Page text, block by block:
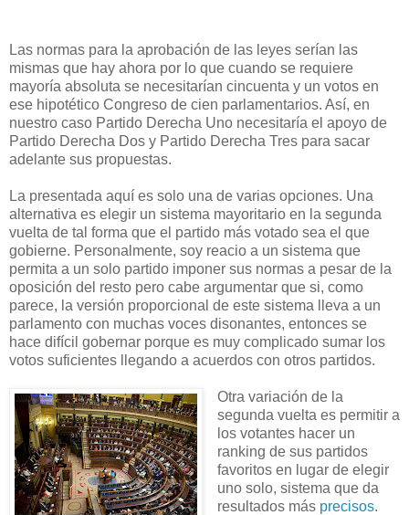
Las normas para la aprobación de las leyes serían las
mismas que hay ahora por lo que cuando se requiere
mayoría absoluta se necesitarían cincuenta y un votos en
ese hipotético Congreso de cien parlamentarios. Así, en
nuestro caso Partido Derecha Uno necesitaría el apoyo de
Partido Derecha Dos y Partido Derecha Tres para sacar
adelante sus propuestas.
La presentada aquí es solo una de varias opciones. Una
alternativa es elegir un sistema mayoritario en la segunda
vuelta de tal forma que el partido más votado sea el que
gobierne. Personalmente, soy reacio a un sistema que
permita a un solo partido imponer sus normas a pesar de la
oposición del resto pero cabe argumentar que si, como
parece, la versión proporcional de este sistema lleva a un
parlamento con muchas voces disonantes, entonces se
hace difícil gobernar porque es muy complicado sumar los
votos suficientes llegando a acuerdos con otros partidos.
Otra variación de la
segunda vuelta es permitir a
los votantes hacer un
ranking de sus partidos
favoritos en lugar de elegir
uno solo, sistema que da
resultados más precisos.